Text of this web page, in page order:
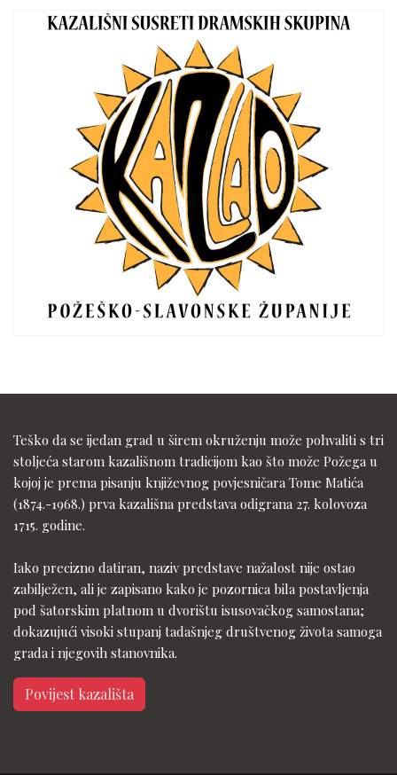
Teško da se ijedan grad u širem okruženju može pohvaliti s tri
stoljeća starom kazališnom tradicijom kao što može Požega u
kojoj je prema pisanju književnog povjesničara Tome Matića
(1874.-1968.) prva kazališna predstava odigrana 27. kolovoza
1715. godine.
Iako precizno datiran, naziv predstave nažalost nije ostao
zabilježen, ali je zapisano kako je pozornica bila postavljenja
pod šatorskim platnom u dvorištu isusovačkog samostana;
dokazujući visoki stupanj tadašnjeg društvenog života samoga
grada i njegovih stanovnika.
Povijest kazališta